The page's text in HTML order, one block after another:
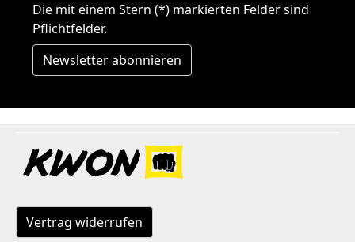
Die mit einem Stern (*) markierten Felder sind
Pflichtfelder.
Newsletter abonnieren
Vertrag widerrufen